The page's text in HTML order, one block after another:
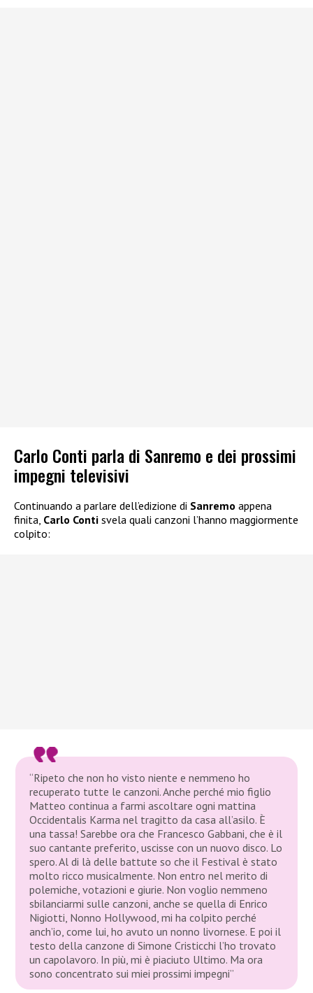
Carlo Conti parla di Sanremo e dei prossimi
impegni televisivi
Continuando a parlare dell’edizione di Sanremo appena
finita, Carlo Conti svela quali canzoni l’hanno maggiormente
colpito:
“Ripeto che non ho visto niente e nemmeno ho
recuperato tutte le canzoni. Anche perché mio figlio
Matteo continua a farmi ascoltare ogni mattina
Occidentalis Karma nel tragitto da casa all’asilo. È
una tassa! Sarebbe ora che Francesco Gabbani, che è il
suo cantante preferito, uscisse con un nuovo disco. Lo
spero. Al di là delle battute so che il Festival è stato
molto ricco musicalmente. Non entro nel merito di
polemiche, votazioni e giurie. Non voglio nemmeno
sbilanciarmi sulle canzoni, anche se quella di Enrico
Nigiotti, Nonno Hollywood, mi ha colpito perché
anch’io, come lui, ho avuto un nonno livornese. E poi il
testo della canzone di Simone Cristicchi l’ho trovato
un capolavoro. In più, mi è piaciuto Ultimo. Ma ora
sono concentrato sui miei prossimi impegni”